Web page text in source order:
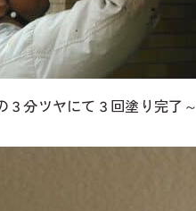
３分ツヤにて３回塗り完了～